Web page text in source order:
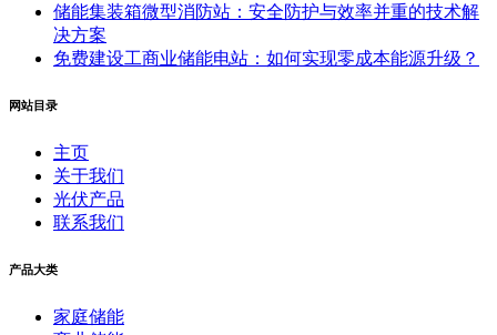
储能集装箱微型消防站：安全防护与效率并重的技术解
决方案
免费建设工商业储能电站：如何实现零成本能源升级？
网站目录
主页
关于我们
光伏产品
联系我们
产品大类
家庭储能